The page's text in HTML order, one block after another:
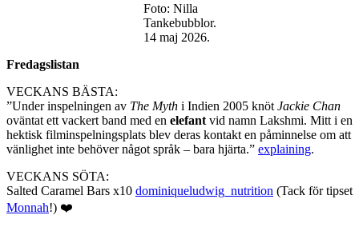
Foto: Nilla
Tankebubblor.
14 maj 2026.
Fredagslistan
VECKANS BÄSTA:
”Under inspelningen av The Myth i Indien 2005 knöt Jackie Chan
oväntat ett vackert band med en elefant vid namn Lakshmi. Mitt i en
hektisk filminspelningsplats blev deras kontakt en påminnelse om att
vänlighet inte behöver något språk – bara hjärta.” explaining.
VECKANS SÖTA:
Salted Caramel Bars x10 dominiqueludwig_nutrition (Tack för tipset
Monnah!) ❤️